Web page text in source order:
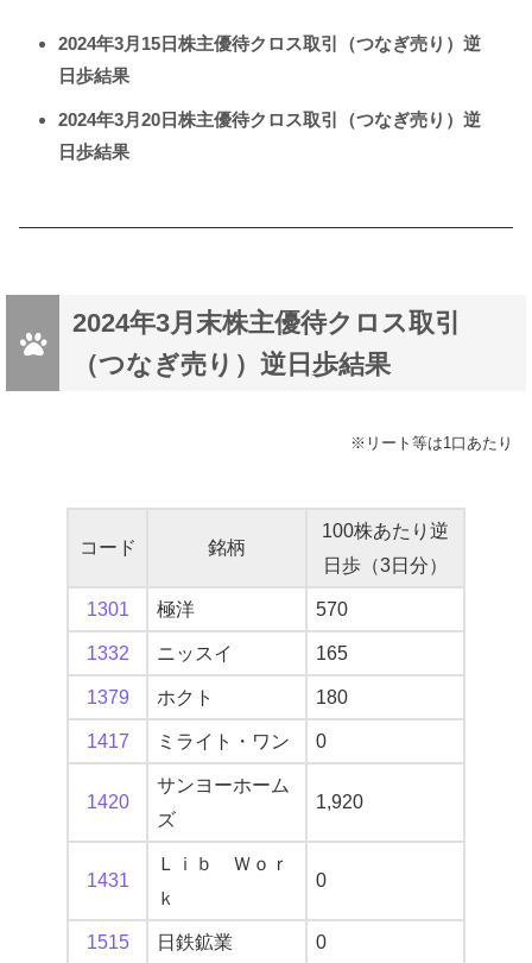
2024年3月15日株主優待クロス取引（つなぎ売り）逆
日歩結果
2024年3月20日株主優待クロス取引（つなぎ売り）逆
日歩結果
2024年3月末株主優待クロス取引
（つなぎ売り）逆日歩結果
※リート等は1口あたり
コード 銘柄
100株あたり逆
日歩（3日分）
1301 極洋 570
1332 ニッスイ 165
1379 ホクト 180
1417 ミライト・ワン 0
1420
サンヨーホーム
ズ
1,920
1431
Ｌｉｂ Ｗｏｒ
ｋ
0
1515 日鉄鉱業 0